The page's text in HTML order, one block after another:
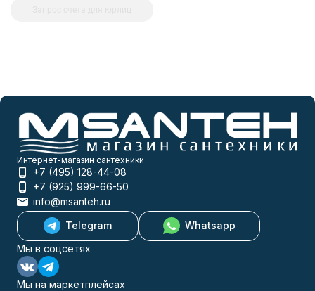
Интернет-магазин сантехники
+7 (495) 128-44-08
+7 (925) 999-66-50
info@msanteh.ru
Telegram
Whatsapp
Мы в соцсетях
Мы на маркетплейсах